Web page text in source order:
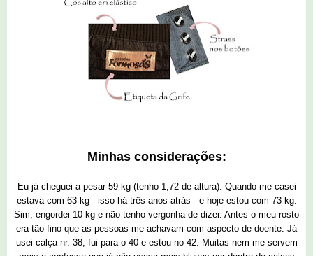
Minhas considerações:
Eu já cheguei a pesar 59 kg (tenho 1,72 de altura). Quando me casei
estava com 63 kg - isso há três anos atrás - e hoje estou com 73 kg.
Sim, engordei 10 kg e não tenho vergonha de dizer. Antes o meu rosto
era tão fino que as pessoas me achavam com aspecto de doente. Já
usei calça nr. 38, fui para o 40 e estou no 42. Muitas nem me servem